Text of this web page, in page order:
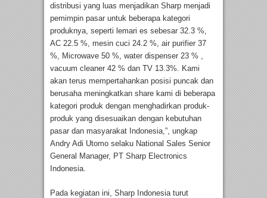
distribusi yang luas menjadikan Sharp menjadi
pemimpin pasar untuk beberapa kategori
produknya, seperti lemari es sebesar 32.3 %,
AC 22.5 %, mesin cuci 24.2 %, air purifier 37
%, Microwave 50 %, water dispenser 23 % ,
vacuum cleaner 42 % dan TV 13.3%. Kami
akan terus mempertahankan posisi puncak dan
berusaha meningkatkan share kami di beberapa
kategori produk dengan menghadirkan produk-
produk yang disesuaikan dengan kebutuhan
pasar dan masyarakat Indonesia,”, ungkap
Andry Adi Utomo selaku National Sales Senior
General Manager, PT Sharp Electronics
Indonesia.
Pada kegiatan ini, Sharp Indonesia turut